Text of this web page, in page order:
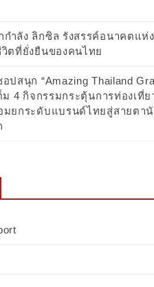
ำลัง ลิกซิล รังสรรค์อนาคตแห่
ตที่ยั่งยืนของคนไทย
ปสนุก “Amazing Thailand
ม 4 กิจกรรมกระตุ้นการท่องเที่
มยกระดับแบรนด์ไทยสู่สายตา